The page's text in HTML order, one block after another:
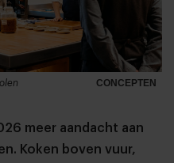
CONCEPTEN
meer aandacht aan
Koken boven vuur,